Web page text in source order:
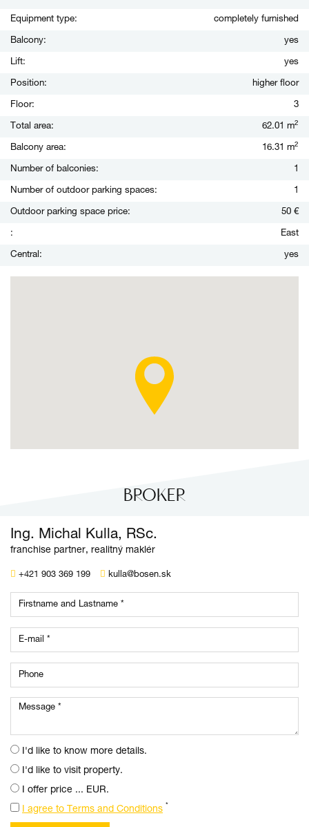
Equipment type: completely furnished
Balcony: yes
Lift: yes
Position: higher floor
Floor: 3
Total area: 62.01 m2
Balcony area: 16.31 m2
Number of balconies: 1
Number of outdoor parking spaces: 1
Outdoor parking space price: 50 €
: East
Central: yes
BROKER
Ing. Michal Kulla, RSc.
franchise partner, realitný maklér
+421 903 369 199 kulla@bosen.sk
I'd like to know more details.
I'd like to visit property.
I offer price ... EUR.
I agree to Terms and Conditions *